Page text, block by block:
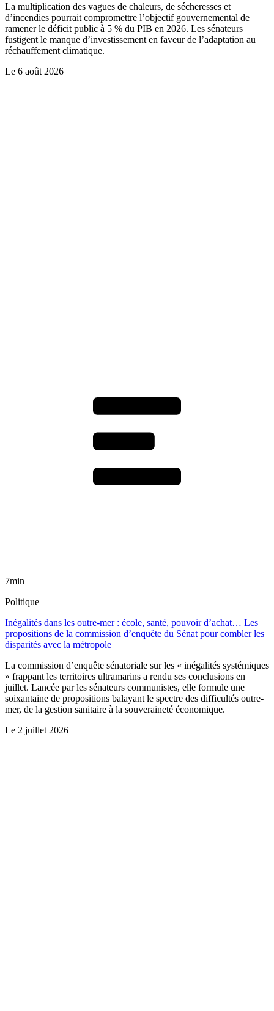
La multiplication des vagues de chaleurs, de sécheresses et
d’incendies pourrait compromettre l’objectif gouvernemental de
ramener le déficit public à 5 % du PIB en 2026. Les sénateurs
fustigent le manque d’investissement en faveur de l’adaptation au
réchauffement climatique.
Le 6 août 2026
7min
Politique
Inégalités dans les outre-mer : école, santé, pouvoir d’achat… Les
propositions de la commission d’enquête du Sénat pour combler les
disparités avec la métropole
La commission d’enquête sénatoriale sur les « inégalités systémiques
» frappant les territoires ultramarins a rendu ses conclusions en
juillet. Lancée par les sénateurs communistes, elle formule une
soixantaine de propositions balayant le spectre des difficultés outre-
mer, de la gestion sanitaire à la souveraineté économique.
Le 2 juillet 2026